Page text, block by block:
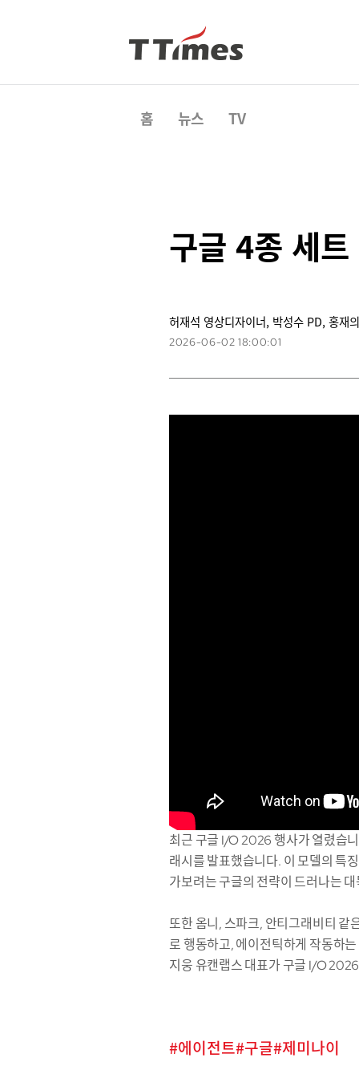
홈 뉴스 TV
구글 4종 세
최근 구글 I/O 2026 행사가 열렸습
래시를 발표했습니다. 이 모델의 특
가보려는 구글의 전략이 드러나는
또한 옴니, 스파크, 안티그래비티 같
로 행동하고, 에이전틱하게 작동하
지웅 유캔랩스 대표가 구글 I/O
허재석 영상디자이너, 박성수 PD, 홍재
2026-06-02 18:00:01
에이전트 구글 제미나이